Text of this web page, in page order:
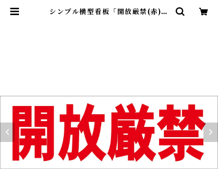
シンプル横型看板「開放厳禁(赤)」